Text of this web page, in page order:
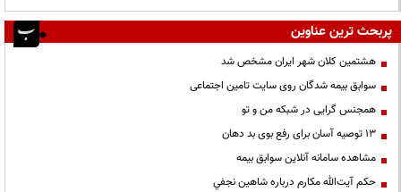
پربحث ترین عناوین
هشتمین کلان شهر ایران مشخص شد
سوابق بیمه شدگان روی سایت تامین اجتماعی
همجنس گرایی در شبکه من و تو
13 توصیه آسان برای رفع بوی بد دهان
مشاهده سامانه آنلاين سوابق بیمه
حكم آيت‌الله مكارم درباره شاهين نجفي